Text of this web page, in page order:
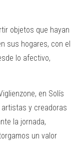
objetos que hayan
sus hogares, con el
lo afectivo,
en Solís
y creadoras
la jornada,
un valor